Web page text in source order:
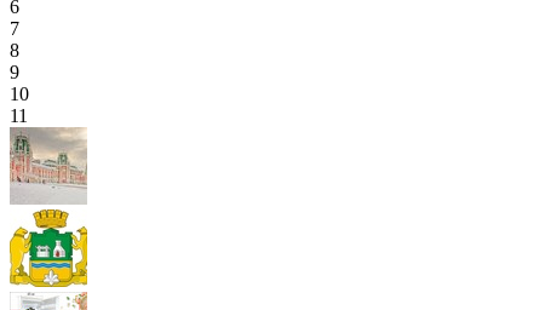
6
7
8
9
10
11